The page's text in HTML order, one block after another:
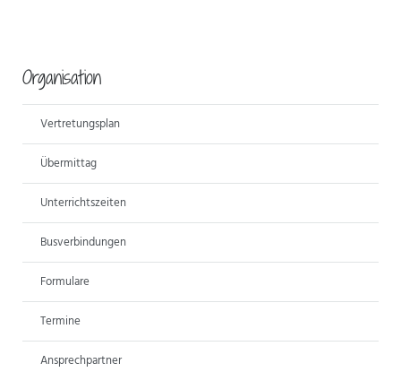
Organisation
Vertretungsplan
Übermittag
Unterrichtszeiten
Busverbindungen
Formulare
Termine
Ansprechpartner